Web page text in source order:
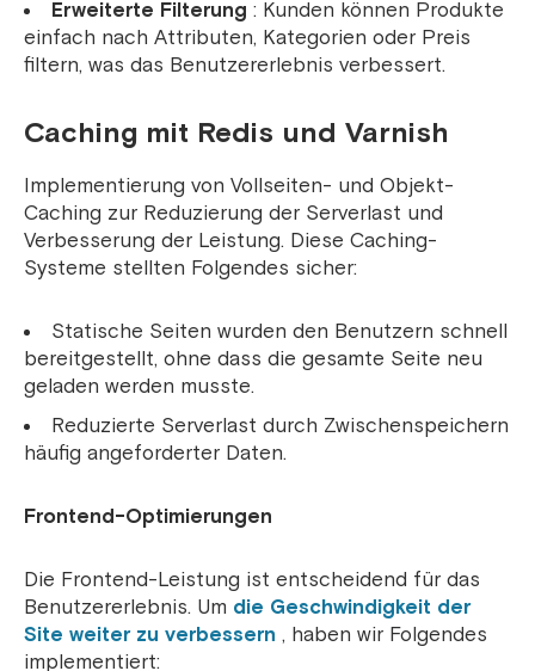
Erweiterte Filterung : Kunden können Produkte
einfach nach Attributen, Kategorien oder Preis
filtern, was das Benutzererlebnis verbessert.
Caching mit Redis und Varnish
Implementierung von Vollseiten- und Objekt-
Caching zur Reduzierung der Serverlast und
Verbesserung der Leistung. Diese Caching-
Systeme stellten Folgendes sicher:
Statische Seiten wurden den Benutzern schnell
bereitgestellt, ohne dass die gesamte Seite neu
geladen werden musste.
Reduzierte Serverlast durch Zwischenspeichern
häufig angeforderter Daten.
Frontend-Optimierungen
Die Frontend-Leistung ist entscheidend für das
Benutzererlebnis. Um die Geschwindigkeit der
Site weiter zu verbessern , haben wir Folgendes
implementiert: